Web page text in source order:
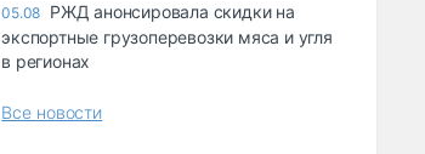
05.08 РЖД анонсировала скидки на
экспортные грузоперевозки мяса и угля
в регионах
Все новости